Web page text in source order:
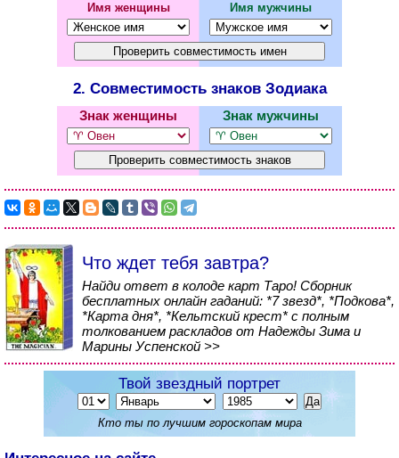
Имя женщины Имя мужчины
2. Совместимость знаков Зодиака
Знак женщины Знак мужчины
Что ждет тебя завтра?
Найди ответ в колоде карт Таро! Сборник
бесплатных онлайн гаданий: *7 звезд*, *Подкова*,
*Карта дня*, *Кельтский крест* с полным
толкованием раскладов от Надежды Зима и
Марины Успенской >>
Твой звездный портрет
Кто ты по лучшим гороскопам мира